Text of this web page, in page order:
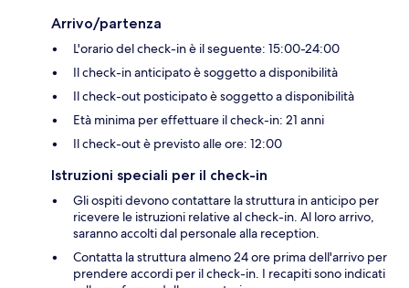
Arrivo/partenza
L'orario del check-in è il seguente: 15:00-24:00
Il check-in anticipato è soggetto a disponibilità
Il check-out posticipato è soggetto a disponibilità
Età minima per effettuare il check-in: 21 anni
Il check-out è previsto alle ore: 12:00
Istruzioni speciali per il check-in
Gli ospiti devono contattare la struttura in anticipo per
ricevere le istruzioni relative al check-in. Al loro arrivo,
saranno accolti dal personale alla reception.
Contatta la struttura almeno 24 ore prima dell'arrivo per
prendere accordi per il check-in. I recapiti sono indicati